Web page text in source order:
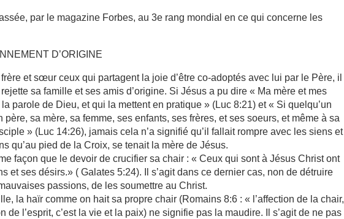
par le magazine Forbes, au 3e rang mondial en ce qui concerne les
D’ORIGINE
et sœur ceux qui partagent la joie d’être co-adoptés avec lui par le Père, il
sa famille et ses amis d’origine. Si Jésus a pu dire « Ma mère et mes
parole de Dieu, et qui la mettent en pratique » (Luc 8:21) et « Si quelqu’un
père, sa mère, sa femme, ses enfants, ses frères, et ses soeurs, et même à sa
» (Luc 14:26), jamais cela n’a signifié qu’il fallait rompre avec les siens et
qu’au pied de la Croix, se tenait la mère de Jésus.
façon que le devoir de crucifier sa chair : « Ceux qui sont à Jésus Christ ont
et ses désirs.» ( Galates 5:24). Il s’agit dans ce dernier cas, non de détruire
passions, de les soumettre au Christ.
la haïr comme on hait sa propre chair (Romains 8:6 : « l’affection de la chair,
de l’esprit, c’est la vie et la paix) ne signifie pas la maudire. Il s’agit de ne pas